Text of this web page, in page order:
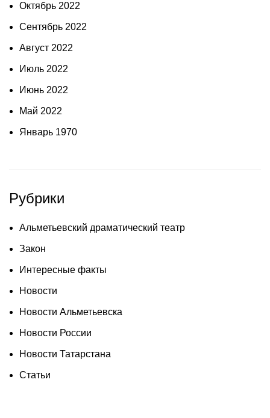
Октябрь 2022
Сентябрь 2022
Август 2022
Июль 2022
Июнь 2022
Май 2022
Январь 1970
Рубрики
Альметьевский драматический театр
Закон
Интересные факты
Новости
Новости Альметьевска
Новости России
Новости Татарстана
Статьи